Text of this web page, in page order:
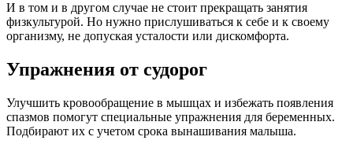
И в том и в другом случае не стоит прекращать занятия
физкультурой. Но нужно прислушиваться к себе и к своему
организму, не допуская усталости или дискомфорта.
Упражнения от судорог
Улучшить кровообращение в мышцах и избежать появления
спазмов помогут специальные упражнения для беременных.
Подбирают их с учетом срока вынашивания малыша.